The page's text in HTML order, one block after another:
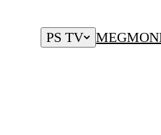
PS TV